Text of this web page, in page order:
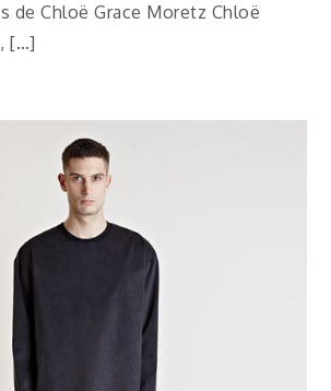
de Chloë Grace Moretz Chloë
[…]